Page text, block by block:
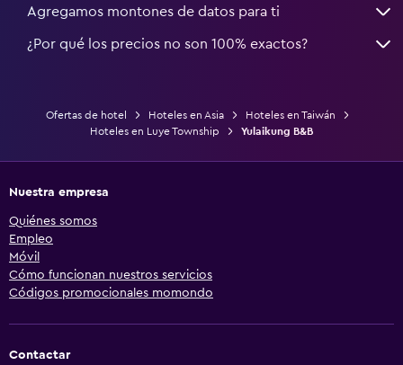
Agregamos montones de datos para ti
¿Por qué los precios no son 100% exactos?
Ofertas de hotel Hoteles en Asia
Hoteles en Taiwán
Hoteles en Luye Township
Yulaikung B&B
Nuestra empresa
Quiénes somos
Empleo
Móvil
Cómo funcionan nuestros servicios
Códigos promocionales momondo
Contactar